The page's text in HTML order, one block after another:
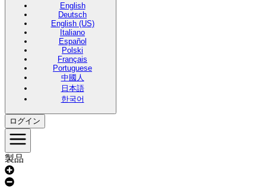
English
Deutsch
English (US)
Italiano
Español
Polski
Français
Portuguese
中國人
日本語
한국어
ログイン
製品